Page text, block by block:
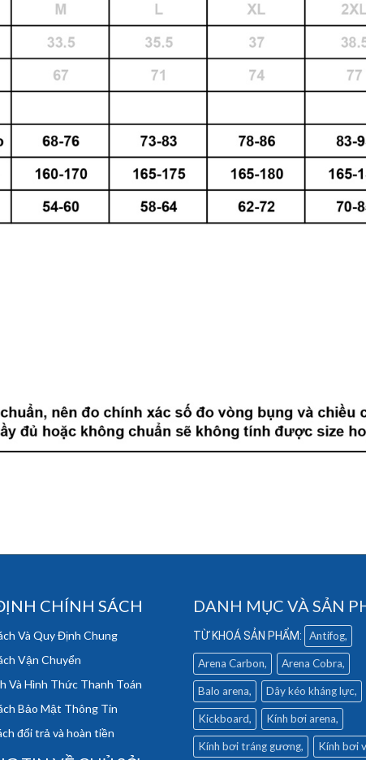
CHÍNH SÁCH
Và Quy Định Chung
Vận Chuyển
Và Hình Thức Thanh Toán
Bảo Mật Thông Tin
đổi trả và hoàn tiền
DANH MỤC VÀ SẢN
Antifog
Arena Carbon Arena Cobra
Balo arena Dây kéo kháng lực
Kickboard Kính bơi arena
Kính bơi tráng gương Kính bơi